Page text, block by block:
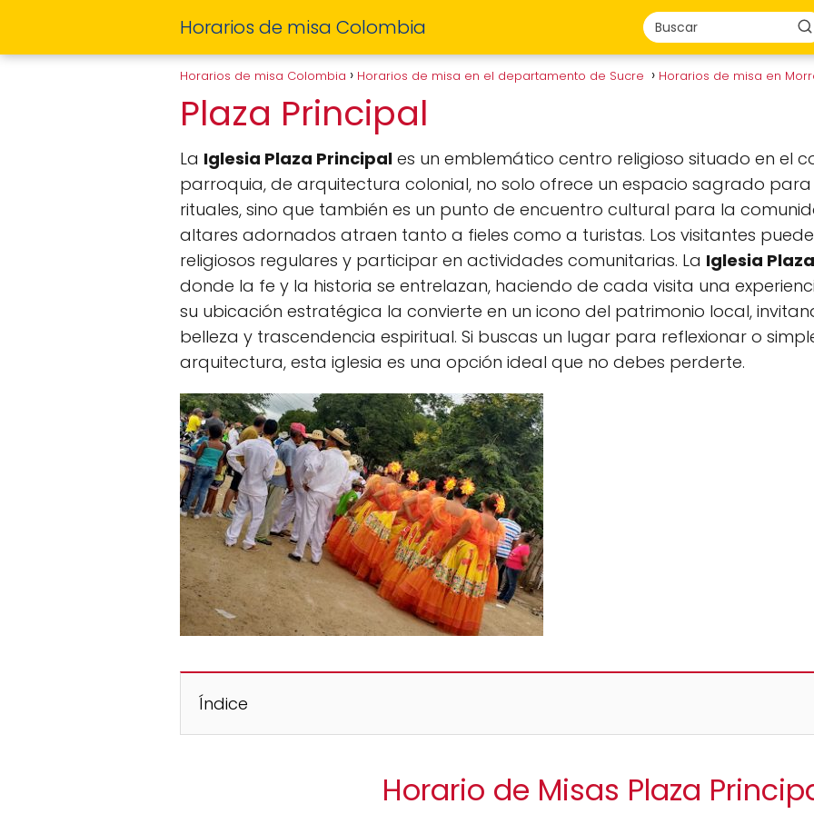
Horarios de misa Colombia
Horarios de misa Colombia Horarios de misa en el departamento de Sucre Horarios de misa en
Plaza Principal
La Iglesia Plaza Principal es un emblemático centro religioso situado en el
parroquia, de arquitectura colonial, no solo ofrece un espacio sagrado
rituales, sino que también es un punto de encuentro cultural para la
altares adornados atraen tanto a fieles como a turistas. Los visitantes
religiosos regulares y participar en actividades comunitarias. La Iglesia
donde la fe y la historia se entrelazan, haciendo de cada visita una
su ubicación estratégica la convierte en un icono del patrimonio local,
belleza y trascendencia espiritual. Si buscas un lugar para reflexionar o
arquitectura, esta iglesia es una opción ideal que no debes perderte.
Índice
Horario de Misas Plaza